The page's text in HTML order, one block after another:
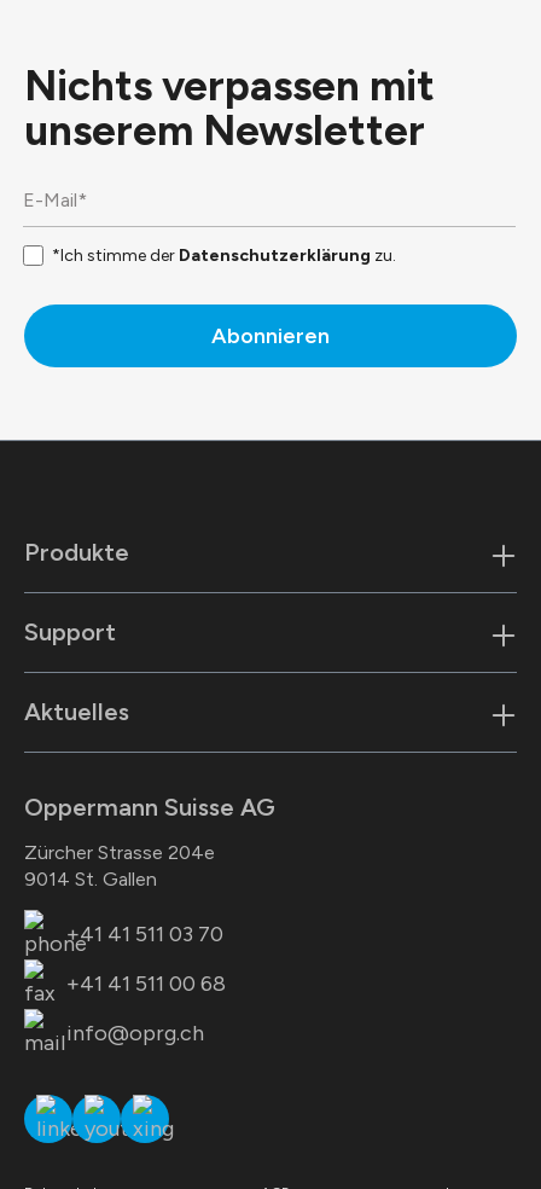
Nichts verpassen mit
unserem Newsletter
*Ich stimme der Datenschutzerklärung zu.
Abonnieren
Oppermann Suisse AG
Zürcher Strasse 204e
9014 St. Gallen
+41 41 511 03 70
+41 41 511 00 68
info@oprg.ch
Produkte
Support
Aktuelles